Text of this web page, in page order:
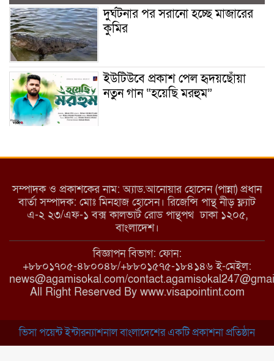
দুর্ঘটনার পর সরানো হচ্ছে মাজারের
কুমির
ইউটিউবে প্রকাশ পেল হৃদয়ছোঁয়া
নতুন গান “হয়েছি মরহুম”
মরণ নেশা
মাধবপুরে কমিউনিটি ক্লিনিকে
অনিয়মের অভিযোগ
রাজবাড়ী: বালিয়াকান্দিতে কিশোরীর
ঝুলন্ত মরদেহ উদ্ধার
সম্পাদক ও প্রকাশকের নাম: অ্যাড.আনোয়ার হোসেন (পান্না) প্রধান
বার্তা সম্পাদক: মোঃ মিনহাজ হোসেন। রিজেন্সি পান্থ নীড় ফ্ল্যাট
এ-২ ২৩/এফ-১ বক্স কালভার্ট রোড পান্থপথ ঢাকা ১২০৫,
বাংলাদেশ।
বিজ্ঞাপন বিভাগ: ফোন:
+৮৮০১৭০৫-৪৮০০৪৮/+৮৮০১৫৭৫-১৮৪১৪৬ ই-মেইল:
news@agamisokal.com/
All Right Reserved By www.visapointint.com
ভিসা পয়েন্ট ইন্টারন্যাশনাল বাংলাদেশের একটি প্রকাশনা প্রতিষ্ঠান